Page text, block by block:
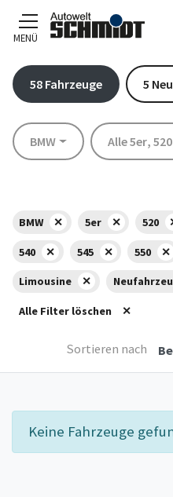
MENÜ
58 Fahrzeuge 5
MarkeBMW ModellAlle 5er, 520
BMW 5er 520
540 545 550
Limousine
Alle Filter löschen
Sortieren nach
Keine Fahrzeuge